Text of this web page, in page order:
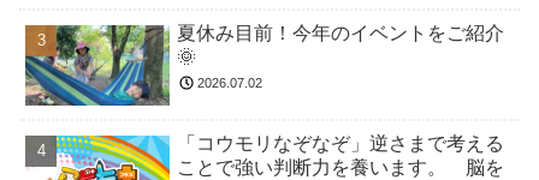
夏休み目前！今年のイベントをご紹介
🌞
2026.07.02
「コウモリなぞなぞ」逆さまで考える
ことで強い判断力を養います。 脳を